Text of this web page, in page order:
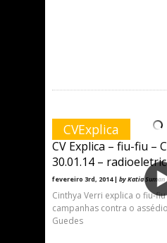
CVExplica
CV Explica – fiu-fiu –
30.01.14 –
fevereiro 3rd, 2014 | by Katia Suman
Cinthya Verri explica o fiu-
campanhas contra o
Guedes